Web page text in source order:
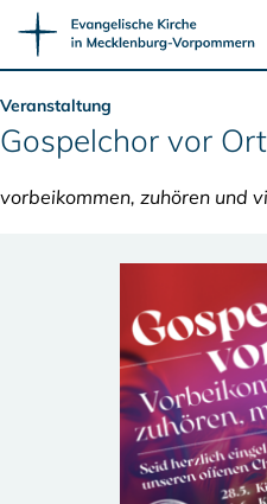
Veranstaltung
Gospelchor vor
vorbeikommen, zuhören und